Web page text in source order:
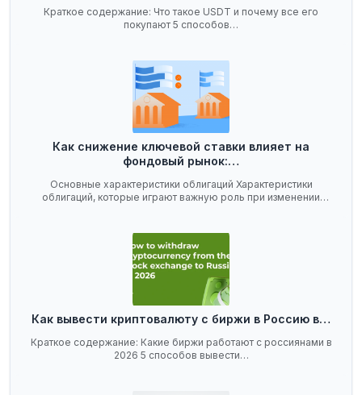
Краткое содержание: Что такое USDT и почему все его
покупают 5 способов…
Как снижение ключевой ставки влияет на
фондовый рынок:…
Основные характеристики облигаций Характеристики
облигаций, которые играют важную роль при изменении
Как вывести криптовалюту с биржи в Россию в…
Краткое содержание: Какие биржи работают с россиянами в
2026 5 способов вывести…